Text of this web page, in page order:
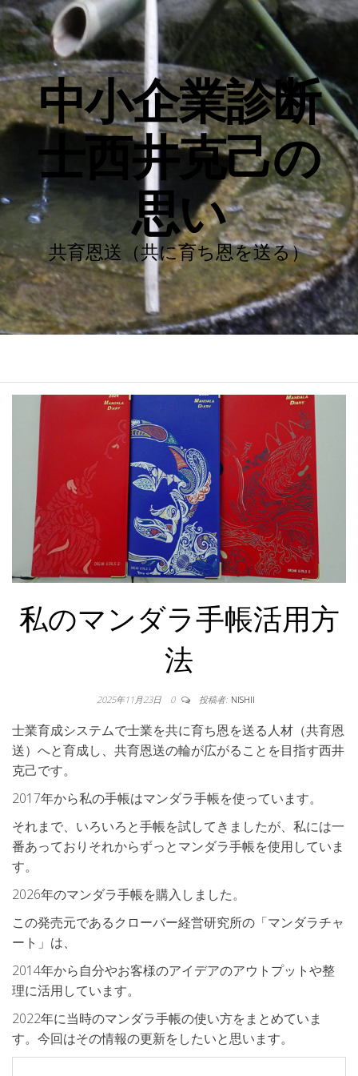
中小企業診断
士西井克己の
思い
共育恩送（共に育ち恩を送る）
私のマンダラ手帳活用方
法
2025年11月23日 0 投稿者: NISHII
士業育成システムで士業を共に育ち恩を送る人材（共育恩
送）へと育成し、共育恩送の輪が広がることを目指す西井
克己です。
2017年から私の手帳はマンダラ手帳を使っています。
それまで、いろいろと手帳を試してきましたが、私には一
番あっておりそれからずっとマンダラ手帳を使用していま
す。
2026年のマンダラ手帳を購入しました。
この発売元であるクローバー経営研究所の「マンダラチャ
ート」は、
2014年から自分やお客様のアイデアのアウトプットや整
理に活用しています。
2022年に当時のマンダラ手帳の使い方をまとめていま
す。今回はその情報の更新をしたいと思います。